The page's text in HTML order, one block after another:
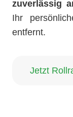
zuverlässig
Ihr
entfernt.
Jetzt